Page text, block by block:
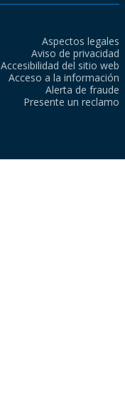
Aspectos legales
Aviso de privacidad
Accesibilidad del sitio web
Acceso a la información
Alerta de fraude
Presente un reclamo